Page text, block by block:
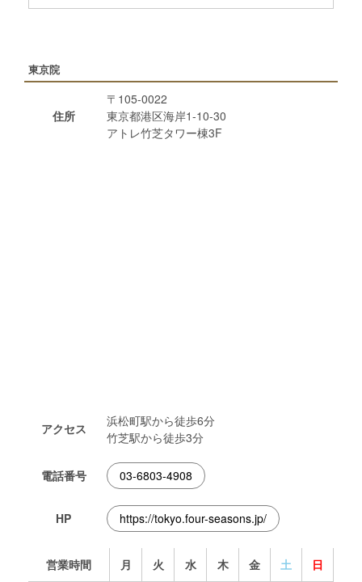
東京院
住所
〒105-0022
東京都港区海岸1-10-30
アトレ竹芝タワー棟3F
アクセス
浜松町駅から徒歩6分
竹芝駅から徒歩3分
電話番号 03-6803-4908
HP https://tokyo.four-seasons.jp/
営業時間 月 火 水 木 金 土 日